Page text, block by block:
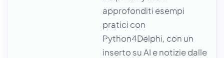
approfonditi esempi
pratici con
Python4Delphi, con un
inserto su AI e notizie dalle